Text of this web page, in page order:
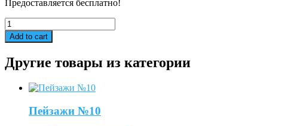
Предоставляется бесплатно!
Пейзажи
№38
quantity
Add to cart
Другие товары из категории
Пейзажи №10